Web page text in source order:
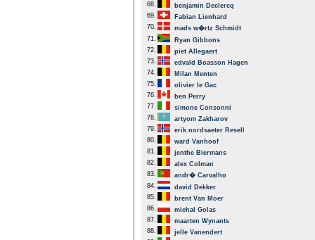
68.
benjamin Declercq
69.
Fabian Lienhard
70.
mads w�rtz Schmidt
71.
Ryan Gibbons
72.
piet Allegaert
73.
edvald Boasson Hagen
74.
Milan Menten
75.
olivier le Gac
76.
ben Perry
77.
simone Consonni
78.
artyom Zakharov
79.
erik nordsaeter Resell
80.
ward Vanhoof
81.
jenthe Biermans
82.
alex Colman
83.
andr� Carvalho
84.
david Dekker
85.
brent Van Moer
86.
michal Golas
87.
maarten Wynants
88.
jelle Vanendert